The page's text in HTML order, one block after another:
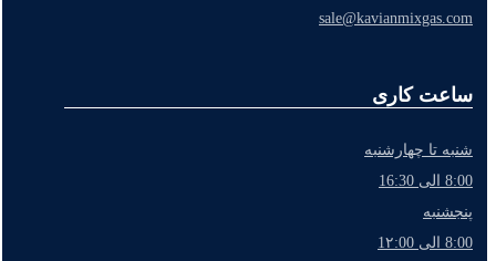
sale@kavianmixgas.com
ساعت کاری
شنبه تا چهارشنبه
8:00 الی 16:30
پنجشنبه
8:00 الی 1۲:00